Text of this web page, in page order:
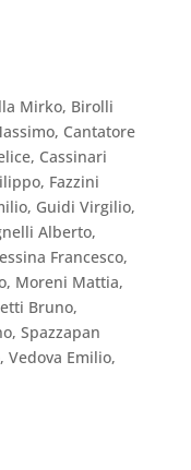
Mirko, Birolli
Cantatore
Cassinari
Fazzini
Guidi Virgilio,
Alberto,
Francesco,
Moreni Mattia,
Bruno,
Spazzapan
Vedova Emilio,